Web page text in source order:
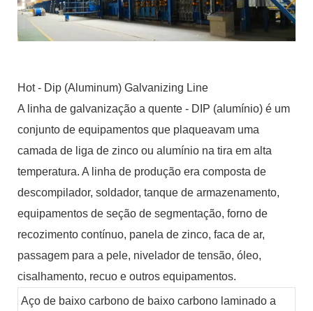
Hot - Dip (Aluminum) Galvanizing Line
A linha de galvanização a quente - DIP (alumínio) é um
conjunto de equipamentos que plaqueavam uma
camada de liga de zinco ou alumínio na tira em alta
temperatura. A linha de produção era composta de
descompilador, soldador, tanque de armazenamento,
equipamentos de seção de segmentação, forno de
recozimento contínuo, panela de zinco, faca de ar,
passagem para a pele, nivelador de tensão, óleo,
cisalhamento, recuo e outros equipamentos.
Aço de baixo carbono de baixo carbono laminado a